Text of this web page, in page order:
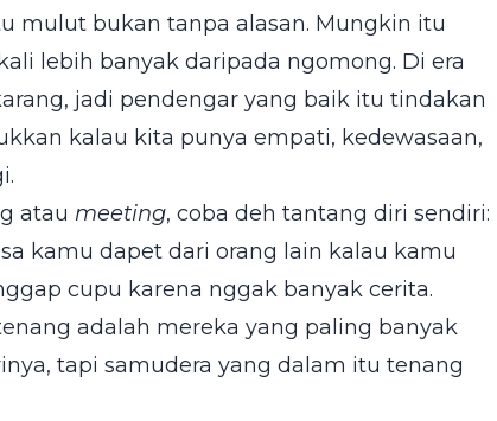
mulut bukan tanpa alasan. Mungkin itu
lebih banyak daripada ngomong. Di era
jadi pendengar yang baik itu tindakan
kalau kita punya empati, kedewasaan,
atau meeting, coba deh tantang diri sendiri:
kamu dapet dari orang lain kalau kamu
cupu karena nggak banyak cerita.
adalah mereka yang paling banyak
tapi samudera yang dalam itu tenang